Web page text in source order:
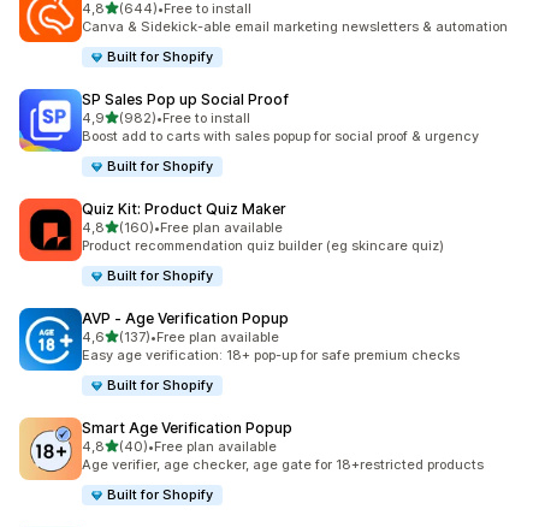
4,8av 5 stjerner
(644)
Totalt 644 omtaler
•Free to install
Canva & Sidekick-able email marketing newsletters & automation
Built for Shopify
SP Sales Pop up Social Proof
4,9av 5 stjerner
(982)
Totalt 982 omtaler
•Free to install
Boost add to carts with sales popup for social proof & urgency
Built for Shopify
Quiz Kit: Product Quiz Maker
4,8av 5 stjerner
(160)
Totalt 160 omtaler
•Free plan available
Product recommendation quiz builder (eg skincare quiz)
Built for Shopify
AVP ‑ Age Verification Popup
4,6av 5 stjerner
(137)
Totalt 137 omtaler
•Free plan available
Easy age verification: 18+ pop-up for safe premium checks
Built for Shopify
Smart Age Verification Popup
4,8av 5 stjerner
(40)
Totalt 40 omtaler
•Free plan available
Age verifier, age checker, age gate for 18+restricted products
Built for Shopify